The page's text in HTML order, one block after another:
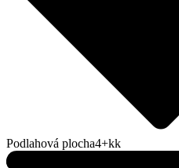
Podlahová plocha4+kk